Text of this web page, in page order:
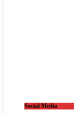
Social Media